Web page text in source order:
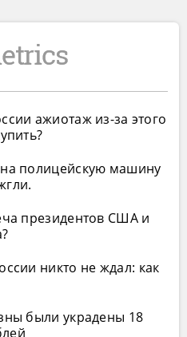
ажиотаж из-за этого
полицейскую машину
президентов США и
никто не ждал: как
были украдены 18